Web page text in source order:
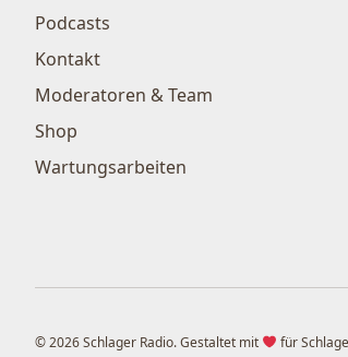
Podcasts
Kontakt
Moderatoren & Team
Shop
Wartungsarbeiten
© 2026 Schlager Radio. Gestaltet mit für